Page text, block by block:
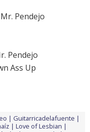
Pendejo
Pendejo
Ass Up
Guitarricadelafuente
Love of Lesbian